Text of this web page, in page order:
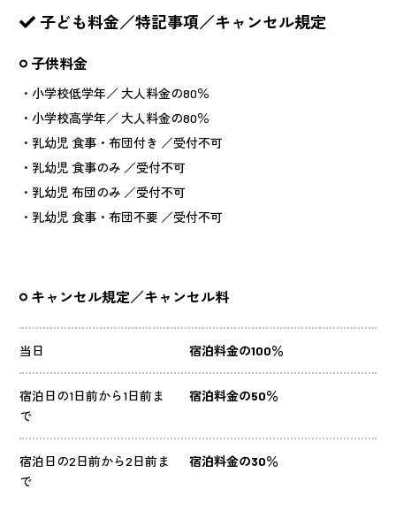
子ども料金／特記事項／キャンセル規定
子供料金
・小学校低学年／ 大人料金の80％
・小学校高学年／ 大人料金の80％
・乳幼児 食事・布団付き ／受付不可
・乳幼児 食事のみ ／受付不可
・乳幼児 布団のみ ／受付不可
・乳幼児 食事・布団不要 ／受付不可
キャンセル規定／キャンセル料
当日 宿泊料金の100％
宿泊日の1日前から1日前ま
で
宿泊料金の50％
宿泊日の2日前から2日前ま
で
宿泊料金の30％